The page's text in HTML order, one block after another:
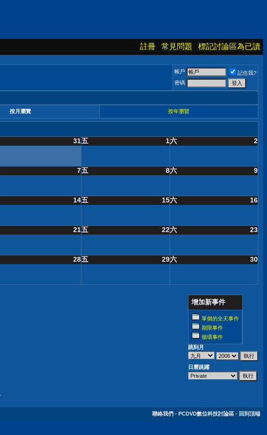
註冊 常見問題 標記討論區為已讀
帳戶
記住我?
密碼
按月瀏覽 按年瀏覽
31 1
五 2
六
7 8
五 9
六
14 15
五 16
六
21 22
五 23
六
28 29
五 30
六
增加新事件
單個的全天事件
期限事件
循環事件
跳到月
日曆跳躍
聯絡我們 - PCDVD數位科技討論區 - 回到頂端